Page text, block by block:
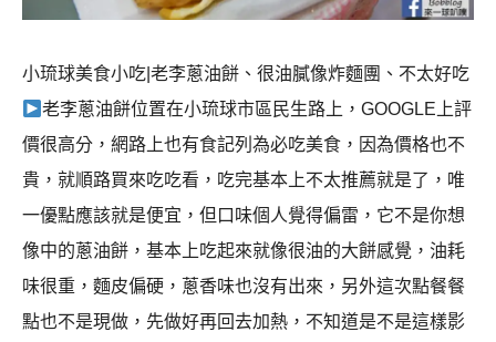
小琉球美食小吃|老李蔥油餅、很油膩像炸麵團、不太好吃
老李蔥油餅位置在小琉球市區民生路上，GOOGLE上評
價很高分，網路上也有食記列為必吃美食，因為價格也不
貴，就順路買來吃吃看，吃完基本上不太推薦就是了，唯
一優點應該就是便宜，但口味個人覺得偏雷，它不是你想
像中的蔥油餅，基本上吃起來就像很油的大餅感覺，油耗
味很重，麵皮偏硬，蔥香味也沒有出來，另外這次點餐餐
點也不是現做，先做好再回去加熱，不知道是不是這樣影